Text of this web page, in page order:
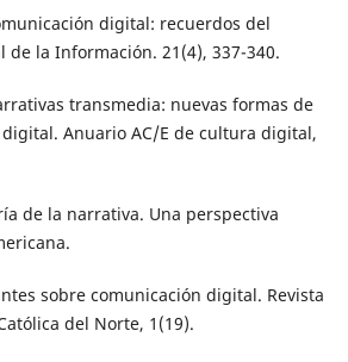
digital: recuerdos del
de la Información. 21(4), 337-340.
transmedia: nuevas formas de
Anuario AC/E de cultura digital,
de la narrativa. Una perspectiva
sobre comunicación digital. Revista
del Norte, 1(19).